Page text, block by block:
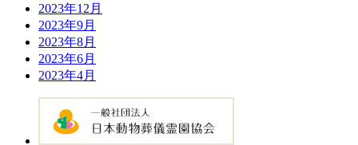
2023年12月
2023年9月
2023年8月
2023年6月
2023年4月